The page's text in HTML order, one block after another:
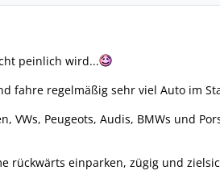
peinlich wird...
fahre regelmäßig sehr viel Auto im
VWs, Peugeots, Audis, BMWs und
rückwärts einparken, zügig und